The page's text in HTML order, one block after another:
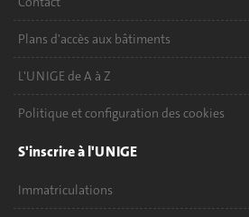
Plans d'accès aux bâtiments
L'UNIGE de A à Z
Politique et configuration des cookies
S'inscrire à l'UNIGE
Immatriculations